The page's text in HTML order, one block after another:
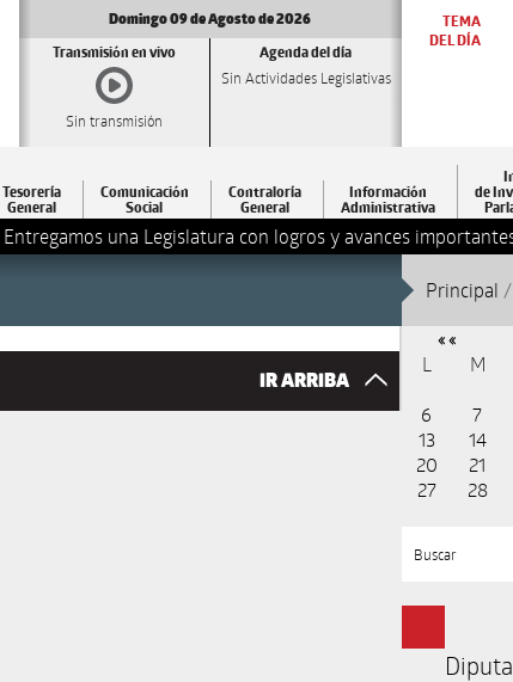
Domingo 09 de Agosto de 2026
Transmisión en vivo
Sin transmisión
Agenda del día
Sin Actividades Legislativas
TEMA
DEL DÍA
Tesorería
General
Comunicación
Social
Contraloría
General
Información
Administrativa
de
Entregamos una Legislatura con logros y avances
Principal /
IR ARRIBA
« «
L M
6
7
13
14
20
21
27
28
Buscar